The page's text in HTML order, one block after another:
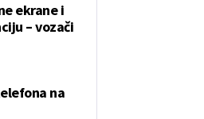
ekrane i
– vozači
na